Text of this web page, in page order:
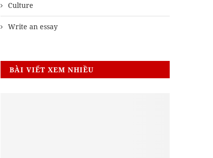
Culture
Write an essay
BÀI VIẾT XEM NHIỀU